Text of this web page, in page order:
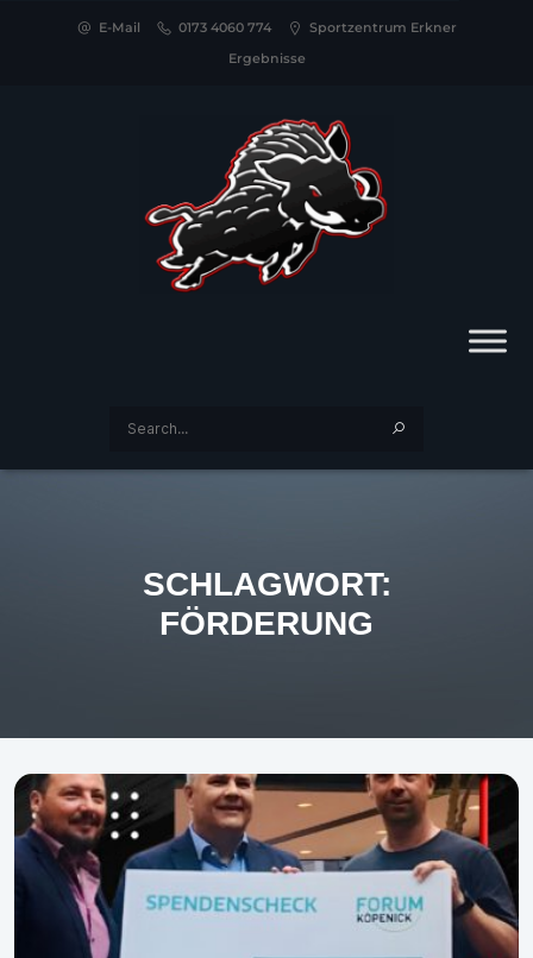
E-Mail 0173 4060 774
Sportzentrum Erkner
Ergebnisse
SCHLAGWORT:
FÖRDERUNG